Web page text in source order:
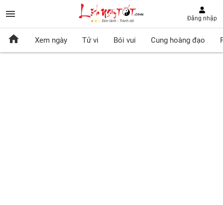
Đăng nhập
Xem ngày Tử vi Bói vui Cung hoàng đạo